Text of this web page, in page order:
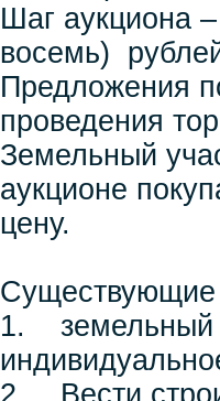
Шаг аукциона
восемь)
Предложения
проведения
Земельный
аукционе
цену.
Существующие
1. земельный
2. Вести